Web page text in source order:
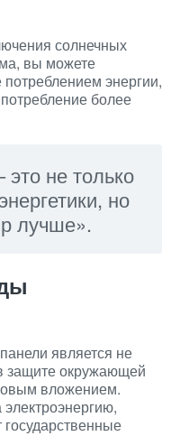
солнечных
вы можете
энергии,
более
это не только
но
лучше».
является не
защите окружающей
вложением.